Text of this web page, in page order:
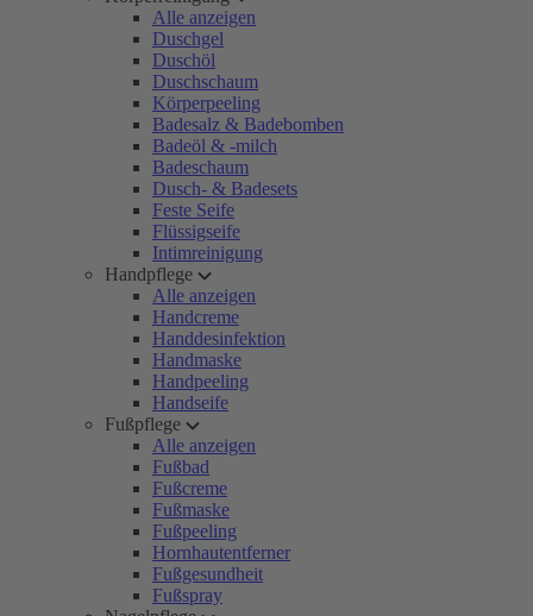
Alle anzeigen
Duschgel
Duschöl
Duschschaum
Körperpeeling
Badesalz & Badebomben
Badeöl & -milch
Badeschaum
Dusch- & Badesets
Feste Seife
Flüssigseife
Intimreinigung
Handpflege
Alle anzeigen
Handcreme
Handdesinfektion
Handmaske
Handpeeling
Handseife
Fußpflege
Alle anzeigen
Fußbad
Fußcreme
Fußmaske
Fußpeeling
Hornhautentferner
Fußgesundheit
Fußspray